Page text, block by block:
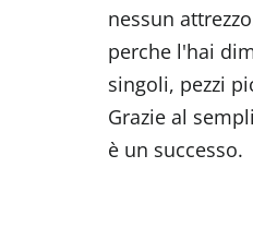
nessun
perche l'hai
singoli, pezzi
Grazie al
è un successo.